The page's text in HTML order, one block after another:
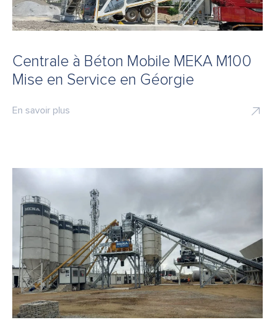
Centrale à Béton Mobile MEKA M100
Mise en Service en Géorgie
En savoir plus